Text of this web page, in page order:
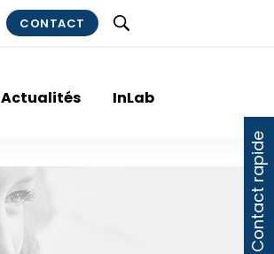
CONTACT
Actualités InLab
Contact rapide